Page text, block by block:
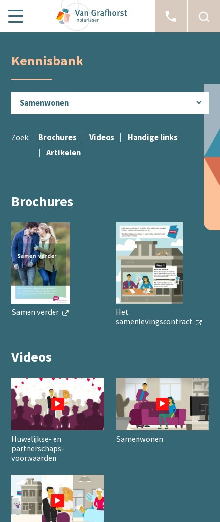
Kennisbank
Samenwonen
Zoek: Brochures Videos
Handige links
Artikelen
Brochures
Samen verder
Het
samenlevingscontract
Videos
Huwelijkse- en
partnerschaps­
voorwaarden
Samenwonen